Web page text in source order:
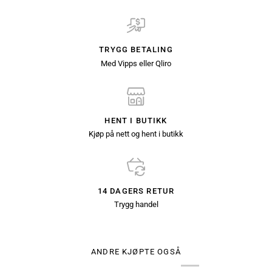
TRYGG BETALING
Med Vipps eller Qliro
HENT I BUTIKK
Kjøp på nett og hent i butikk
14 DAGERS RETUR
Trygg handel
ANDRE KJØPTE OGSÅ